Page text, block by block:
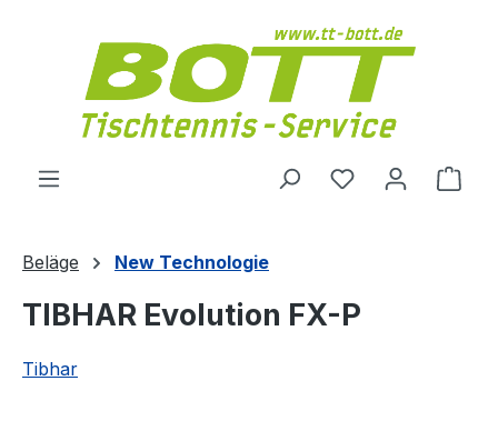
Du hast 0
Beläge New Technologie
TIBHAR Evolution FX-P
Tibhar